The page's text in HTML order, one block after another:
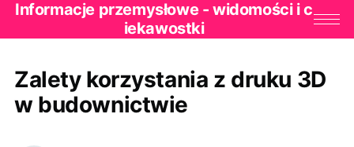
Informacje przemysłowe - widomości i c
iekawostki
Zalety korzystania z druku 3D
w budownictwie